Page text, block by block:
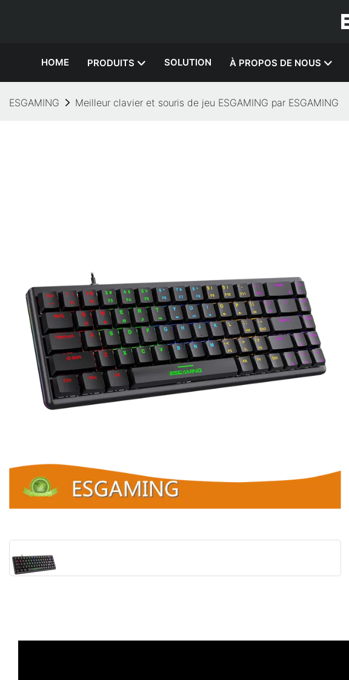
HOME PRODUITS SOLUTION À PROPOS DE NOUS
ESGAMING Meilleur clavier et souris de jeu ESGAMING par ESGAMING